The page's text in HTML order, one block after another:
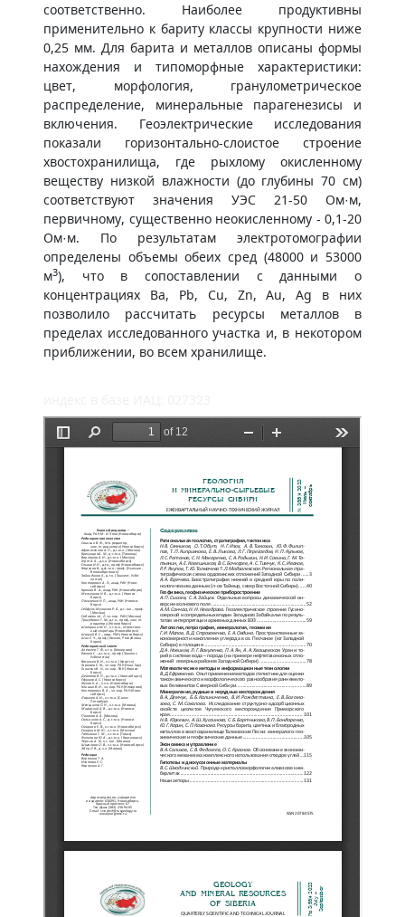
соответственно. Наиболее продуктивны
применительно к бариту классы крупности ниже
0,25 мм. Для барита и металлов описаны формы
нахождения и типоморфные характеристики:
цвет, морфология, гранулометрическое
распределение, минеральные парагенезисы и
включения. Геоэлектрические исследования
показали горизонтально-слоистое строение
хвостохранилища, где рыхлому окисленному
веществу низкой влажности (до глубины 70 см)
соответствуют значения УЭС 21-50 Ом·м,
первичному, существенно неокисленному - 0,1-20
Ом·м. По результатам электротомографии
определены объемы обеих сред (48000 и 53000
м3), что в сопоставлении с данными о
концентрациях Ba, Pb, Cu, Zn, Au, Ag в них
позволило рассчитать ресурсы металлов в
пределах исследованного участка и, в некотором
приближении, во всем хранилище.